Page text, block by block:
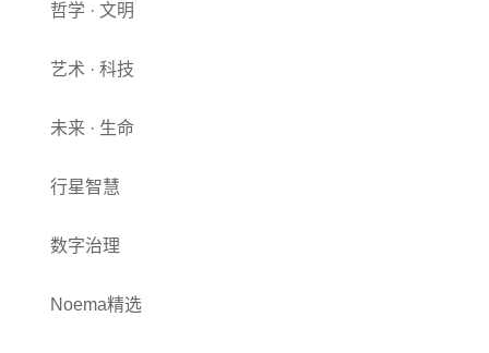
哲学 · 文明
艺术 · 科技
未来 · 生命
行星智慧
数字治理
Noema精选